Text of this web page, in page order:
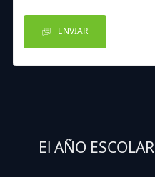
ENVIAR
El AÑO ESCOLAR